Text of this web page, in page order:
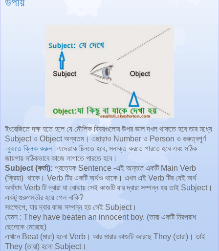
ইংরেজিতে দক্ষ হতে হলে যে মৌলিক বিষয়গুলোর উপর ভাল দখল থাকতে হবে তার মধ্যে
Subject ও Object অন্যতম। এছাড়াও Number ও Person ও গুরুত্বপূর্ণ
-বুঝতে ক্লিক করুন ।এদেরকে চিনতে হবে, সনাক্ত করতে পারতে হবে এবং সঠিক
জায়গায় সঠিকভাবে কাজে লাগাতে পারতে হবে।
Subject (কর্তা): প্রত্যেক Sentence -এই অন্তত একটি Main Verb
(ক্রিয়া) থাকে। Verb টির একটি অর্থও থাকে। এখন এই Verb টির যেই অর্থ
অর্থ্যাৎ Verb টি দ্বারা যা বোঝায় সেই কাজটি যার দ্বারা সম্পন্ন হয় তাই Subject।
একটু গুরুগম্ভীর হয়ে গেল নাকি?
সংক্ষেপে, যার দ্বার কাজ সম্পন্ন হয় সেই Subject।
যেমন : They have beaten an innocent boy. (তারা একটি নিরপরাধ
ছেলেকে মেরেছে)
এখানে Beat (মারা) হলো Verb। আর মারার কাজটি করেছে They (তারা)। তাই
They (তারা) হলো Subject।